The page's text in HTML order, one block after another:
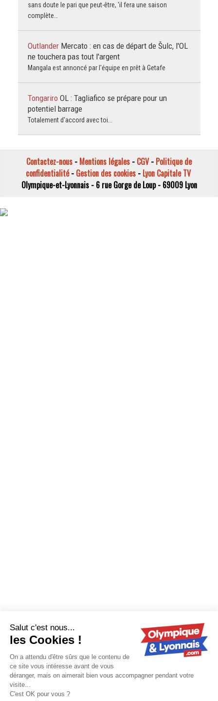
sans doute le pari que peut-être, 'il fera une saison
complète…
Outlander Mercato : en cas de départ de Šulc, l'OL
ne touchera pas tout l'argent
Mangala est annoncé par l'équipe en prêt à Getafe
Tongariro OL : Tagliafico se prépare pour un
potentiel barrage
Totalement d'accord avec toi...
Contactez-nous - Mentions légales - CGV- Politique de
confidentialité- Gestion des cookies- Lyon Capitale TV
Olympique-et-Lyonnais - 6 rue Gorge de Loup - 69009 Lyon